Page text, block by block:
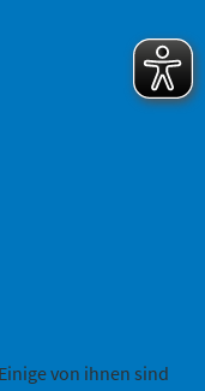
von ihnen sind